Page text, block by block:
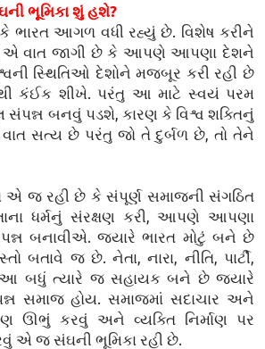
ભૂમિકા શું હશે?
ભારત આગળ વધી રહ્યું છે. વિશેષ કરીને
એ વાત જાગી છે કે આપણે આપણા દેશને
સ્થિતિઓ દેશોને મજબૂર કરી રહી છે
કંઈક શીખે. પરંતુ આ માટે સ્વયં પરમ
બનવું પડશે, કારણ કે વિશ્વ શક્તિનું
સત્ય છે પરંતુ જો તે દુર્બળ છે, તો તેને
એ જ રહી છે કે સંપૂર્ણ સમાજની સંગઠિત
ધર્મનું સંરક્ષણ કરી, આપણે આપણા
બનાવીએ. જ્યારે ભારત મોટું બને છે
બતાવે જ છે. નેતા, નારા, નીતિ, પાર્ટી,
આ બધું ત્યારે જ સહાયક બને છે જ્યારે
સમાજ હોય. સમાજમાં સદાચાર અને
ઊભું કરવું અને વ્યક્તિ નિર્માણ પર
એ જ સંઘની ભૂમિકા રહી છે.